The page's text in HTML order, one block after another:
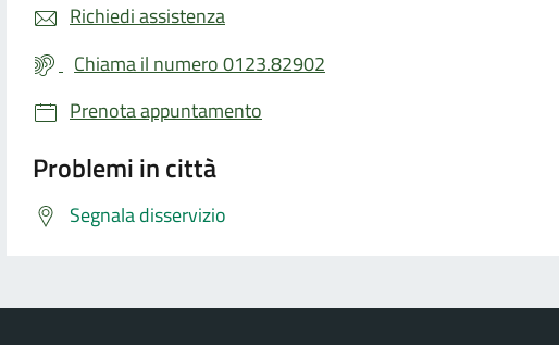
Richiedi assistenza
Chiama il numero 0123.82902
Prenota appuntamento
Problemi in città
Segnala disservizio